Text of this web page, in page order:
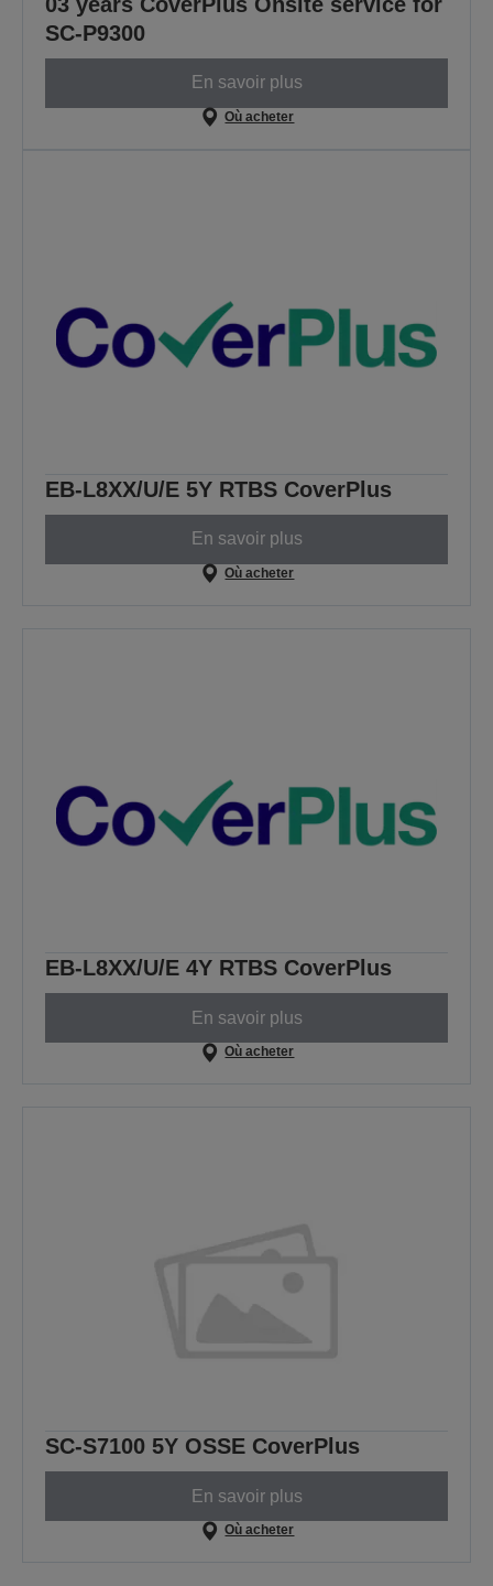
SC-P9300
En savoir plus
Où acheter
EB-L8XX/U/E 5Y RTBS CoverPlus
En savoir plus
Où acheter
EB-L8XX/U/E 4Y RTBS CoverPlus
En savoir plus
Où acheter
SC-S7100 5Y OSSE CoverPlus
En savoir plus
Où acheter